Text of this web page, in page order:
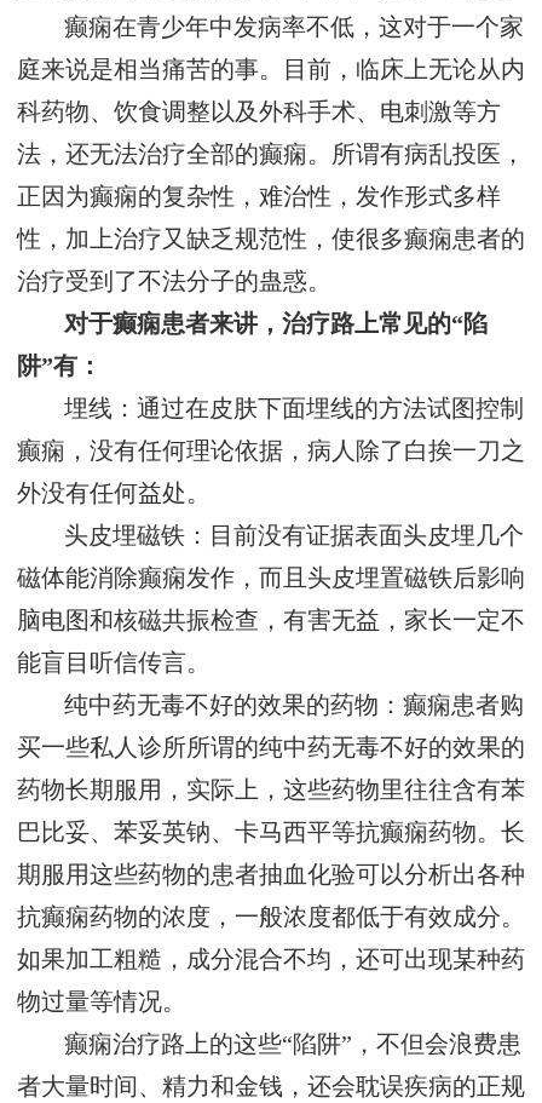
癫痫在青少年中发病率不低，这对于一个家
庭来说是相当痛苦的事。目前，临床上无论从内
科药物、饮食调整以及外科手术、电刺激等方
法，还无法治疗全部的癫痫。所谓有病乱投医，
正因为癫痫的复杂性，难治性，发作形式多样
性，加上治疗又缺乏规范性，使很多癫痫患者的
治疗受到了不法分子的蛊惑。
对于癫痫患者来讲，治疗路上常见的“陷
阱”有：
埋线：通过在皮肤下面埋线的方法试图控制
癫痫，没有任何理论依据，病人除了白挨一刀之
外没有任何益处。
头皮埋磁铁：目前没有证据表面头皮埋几个
磁体能消除癫痫发作，而且头皮埋置磁铁后影响
脑电图和核磁共振检查，有害无益，家长一定不
能盲目听信传言。
纯中药无毒不好的效果的药物：癫痫患者购
买一些私人诊所所谓的纯中药无毒不好的效果的
药物长期服用，实际上，这些药物里往往含有苯
巴比妥、苯妥英钠、卡马西平等抗癫痫药物。长
期服用这些药物的患者抽血化验可以分析出各种
抗癫痫药物的浓度，一般浓度都低于有效成分。
如果加工粗糙，成分混合不均，还可出现某种药
物过量等情况。
癫痫治疗路上的这些“陷阱”，不但会浪费患
者大量时间、精力和金钱，还会耽误疾病的正规